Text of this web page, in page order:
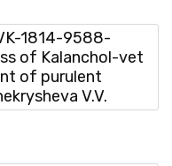
1814-9588-
of Kalanchol-vet
of purulent
V.V.